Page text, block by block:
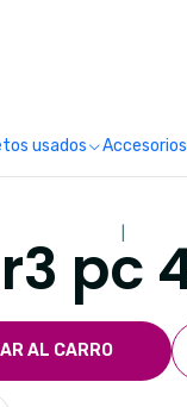
usados
pc
AL CARRO